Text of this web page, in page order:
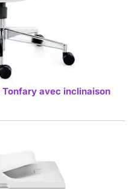
avec inclinaison